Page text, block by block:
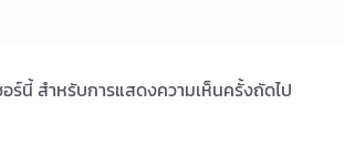
ร์นี้ สำหรับการแสดงความเห็นครั้งถัดไป